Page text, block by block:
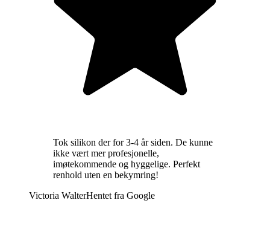
Tok silikon der for 3-4 år siden. De kunne
ikke vært mer profesjonelle,
imøtekommende og hyggelige. Perfekt
renhold uten en bekymring!
Victoria WalterHentet fra Google